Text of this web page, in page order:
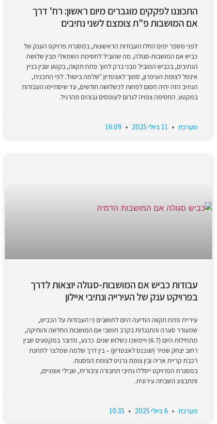
התכוננו לפקקים מוגברים מיום ראשון: רח' דרך
אם המושבות פ"ת צומצם לשני נתיבים
לפני מספר ימים החלו העבודות הראשונות, במסגרת פרויקט הענק של
כביש אם המושבות-סגולה, מה שהוביל לחסימת השמאלי מבין שלושת
הנתיבים, בכביש המוביל מבני ברק לתוך פתח תקווה, בקטע שבין בניין
אינטל לצומת העיפרון, סמוך לאצטדיון "שלמה ביטוח". לפי התכנית,
הנתיב הזה יהיה חסום לפחות לכשלושה חודשים, עד שיסתיימו העבודות
במקטע. החסימה צפויה לגרום לעומסים גבוהים מהרגיל.
מערכת
עבודות כביש אם המושבות-סגולה יוצאות לדרך
בפרויקט ענק של העירייה ונתיבי איילון
עיריית פתח תקווה הודיעה היום לתושבים כי העבודות על הכביש,
שמעורר סערה והתנגדות בקרב תושבי אם המושבות החדשה והותיקה,
מתחילות היום (6.7) ויימשכו כשלוש שנים. כרגע, מדובר במקטעים שבין
רחוב יצחק שמיר (שנכנס לאצטדיון) – בין דרך שלמה שמלצר לתחנת
רכבת קריית אריה ובין צומת גרניט לצומת הפסגות.
במסגרת הפרויקט ייסללו נתיבי תחבורה ציבורית, שבילי אופניים,
ותתבצע השבחה עירונית.
מערכת